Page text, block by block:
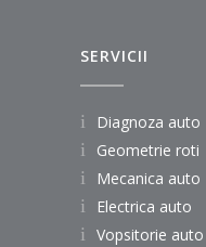
SERVICII
Diagnoza auto
Geometrie roti
Mecanica auto
Electrica auto
Vopsitorie auto